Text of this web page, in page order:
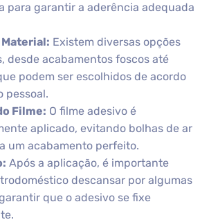
para garantir a aderência adequada
Material: Existem diversas opções
desde acabamentos foscos até
podem ser escolhidos de acordo
pessoal.
Filme: O filme adesivo é
aplicado, evitando bolhas de ar
um acabamento perfeito.
Após a aplicação, é importante
descansar por algumas
que o adesivo se fixe